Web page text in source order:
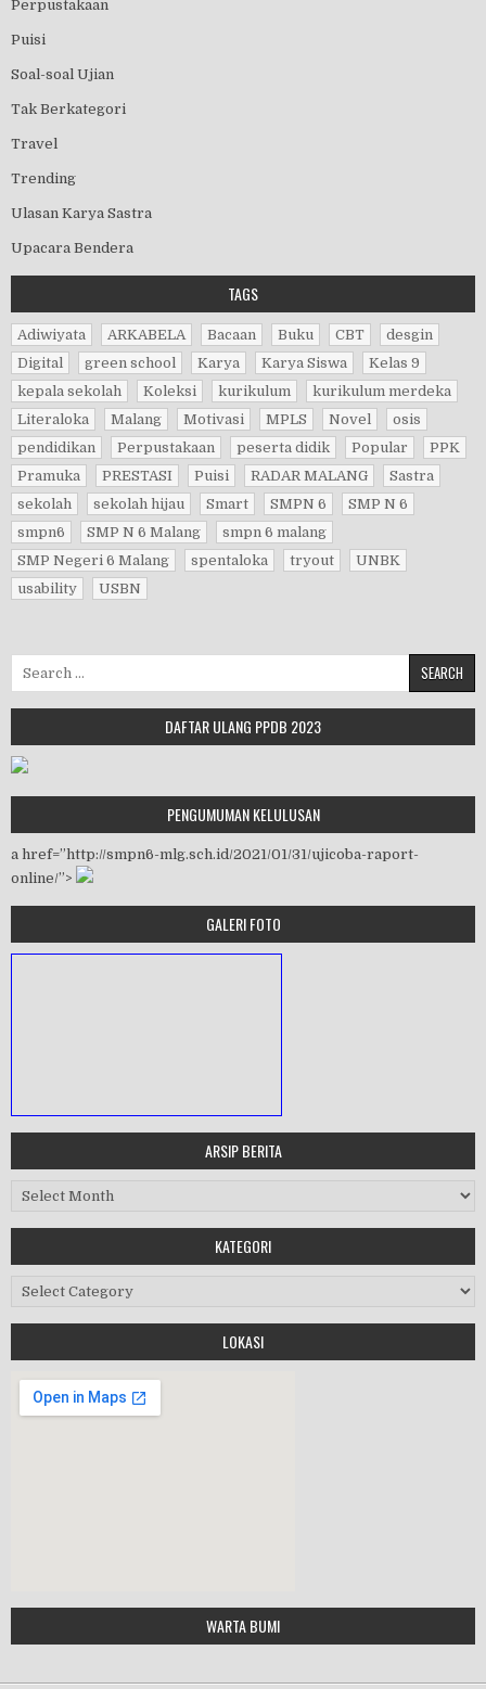
Perpustakaan
Puisi
Soal-soal Ujian
Tak Berkategori
Travel
Trending
Ulasan Karya Sastra
Upacara Bendera
TAGS
Adiwiyata ARKABELA Bacaan Buku CBT
desgin
Digital
green school Karya Karya Siswa
Kelas 9
kepala sekolah
Koleksi kurikulum
kurikulum merdeka
Literaloka
Malang Motivasi MPLS Novel
osis
pendidikan
Perpustakaan peserta didik Popular
PPK
Pramuka
PRESTASI Puisi RADAR MALANG
Sastra
sekolah
sekolah hijau Smart SMPN 6
SMP N 6
smpn6
SMP N 6 Malang
smpn 6 malang
SMP Negeri 6 Malang
spentaloka tryout
UNBK
usability
USBN
DAFTAR ULANG PPDB 2023
PENGUMUMAN KELULUSAN
a href=”http://smpn6-mlg.sch.id/2021/01/31/ujicoba-raport-
online/”>
GALERI FOTO
Workshop Perangkat 2019
HALAL BIHALAL
ARSIP BERITA
Arsip Berita
KATEGORI
Kategori
LOKASI
Google Maps Generator by
embedgooglemap.net
WARTA BUMI